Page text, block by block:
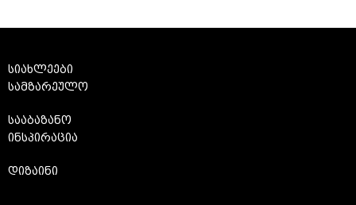
სიახლეები
სამზარეულო
სააბაზანო
ინსპირაცია
დიზაინი